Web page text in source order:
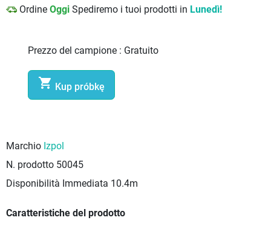
Ordine Oggi Spediremo i tuoi prodotti in Lunedì!
Prezzo del campione : Gratuito
 Kup próbkę
Marchio Izpol
N. prodotto 50045
Disponibilità Immediata 10.4m
Caratteristiche del prodotto